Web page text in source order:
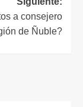
a consejero
de Ñuble?